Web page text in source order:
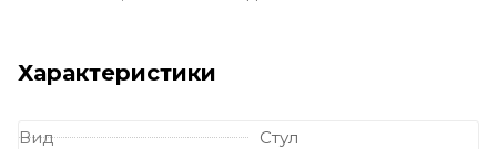
Характеристики
Вид
Стул